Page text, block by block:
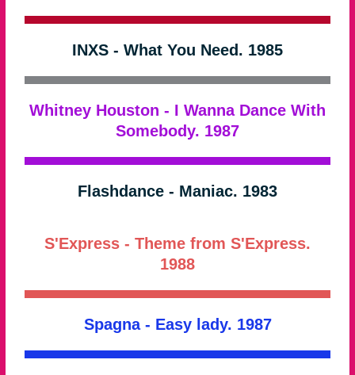
INXS - What You Need. 1985
Whitney Houston - I Wanna Dance With
Somebody. 1987
Flashdance - Maniac. 1983
S'Express - Theme from S'Express.
1988
Spagna - Easy lady. 1987